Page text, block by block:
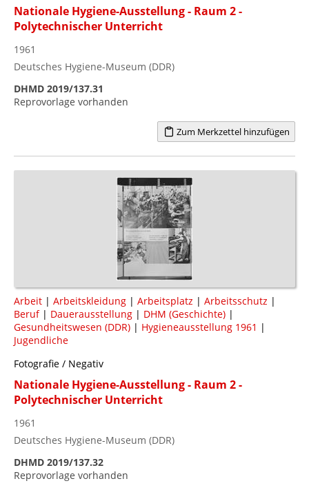
Nationale Hygiene-Ausstellung - Raum 2 -
Polytechnischer Unterricht
1961
Deutsches Hygiene-Museum (DDR)
DHMD 2019/137.31
Reprovorlage vorhanden
Zum Merkzettel hinzufügen
Arbeit | Arbeitskleidung | Arbeitsplatz | Arbeitsschutz |
Beruf| Dauerausstellung | DHM (Geschichte) |
Gesundheitswesen (DDR) | Hygieneausstellung 1961 |
Jugendliche
Fotografie / Negativ
Nationale Hygiene-Ausstellung - Raum 2 -
Polytechnischer Unterricht
1961
Deutsches Hygiene-Museum (DDR)
DHMD 2019/137.32
Reprovorlage vorhanden